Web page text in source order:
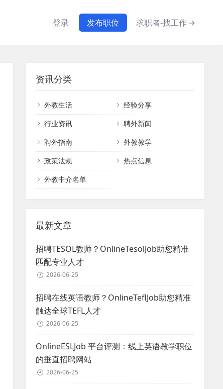
登录 发布职位 求职者-找工作→
资讯分类
外教生活
经验分享
行业资讯
聘外新闻
聘外指南
外教教学
政策法规
热点信息
外教中介名单
最新文章
招聘TESOL教师？OnlineTesolJob助您精准
匹配专业人才
2026-06-25
招聘在线英语教师？OnlineTeflJob助您精准
触达全球TEFL人才
2026-06-25
OnlineESLJob 平台评测：线上英语教学职位
的垂直招聘网站
2026-06-25